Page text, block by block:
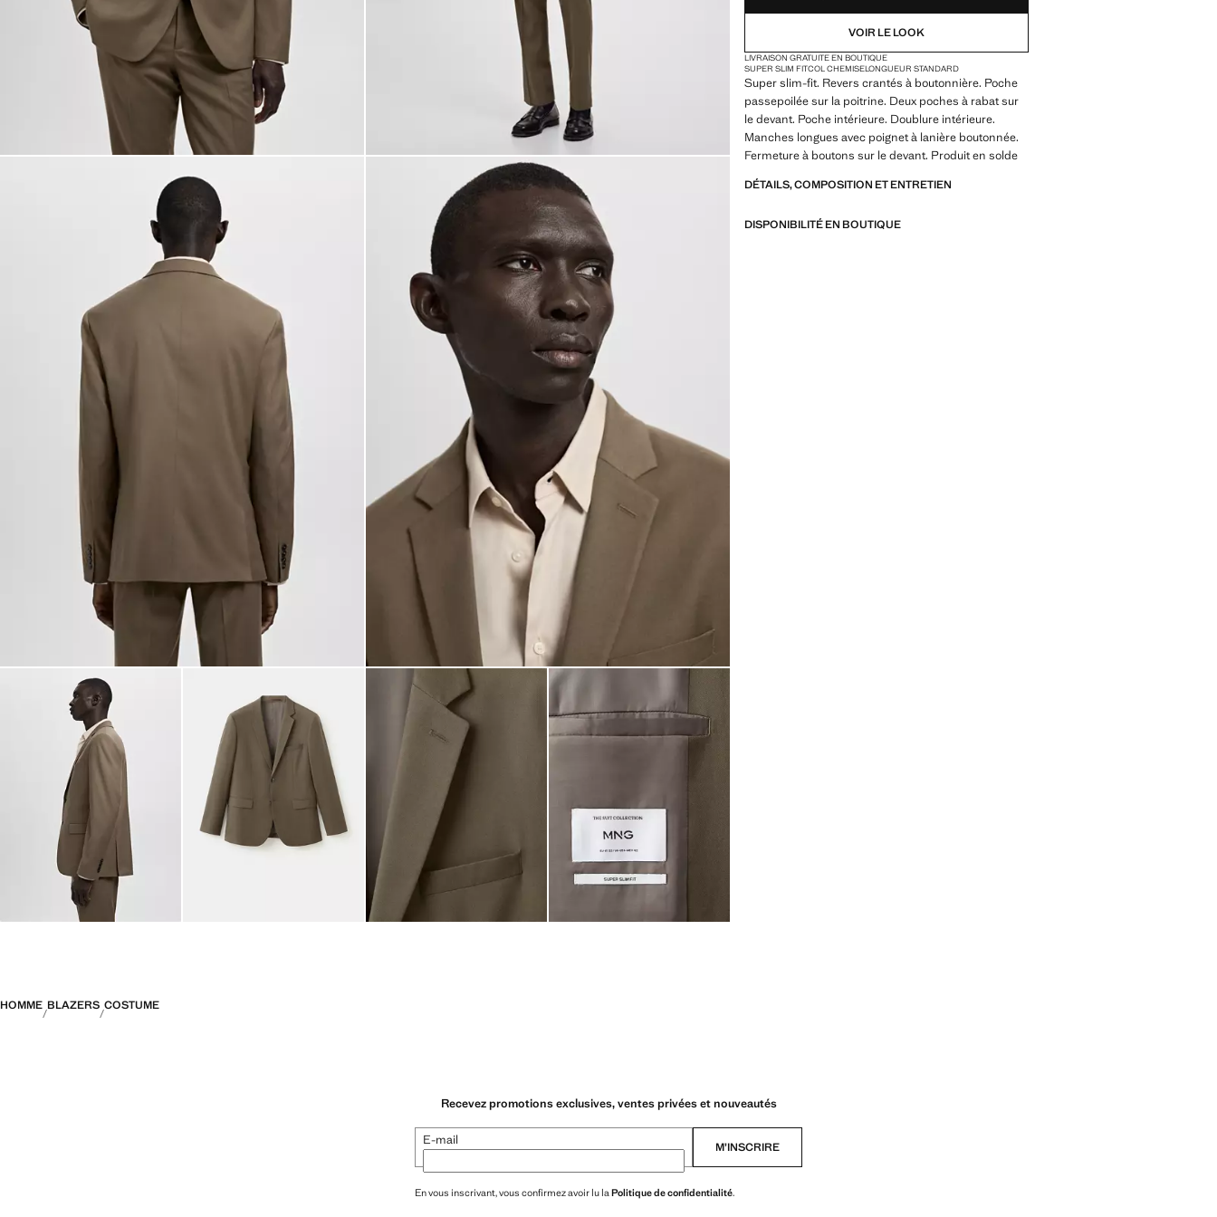
VOIR LE LOOK
LIVRAISON GRATUITE EN BOUTIQUE
SUPER SLIM FITCOL CHEMISELONGUEUR STANDARD
Super slim-fit. Revers crantés à boutonnière. Poche
passepoilée sur la poitrine. Deux poches à rabat sur
le devant. Poche intérieure. Doublure intérieure.
Manches longues avec poignet à lanière boutonnée.
Fermeture à boutons sur le devant. Produit en solde
DÉTAILS, COMPOSITION ET ENTRETIEN
DISPONIBILITÉ EN BOUTIQUE
HOMME BLAZERS COSTUME
Recevez promotions exclusives, ventes privées et nouveautés
E-mail M’INSCRIRE
En vous inscrivant, vous confirmez avoir lu laPolitique de confidentialité.